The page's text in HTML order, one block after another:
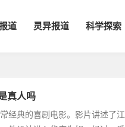
道 灵异报道 科学探索
真人吗
经典的喜剧电影。影片讲述了江